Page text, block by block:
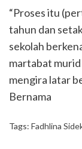
“Proses itu
tahun dan
sekolah
martabat
mengira latar
Bernama
Tags: Fadhlina